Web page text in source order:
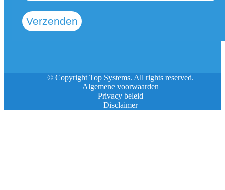
Verzenden
© Copyright Top Systems. All rights reserved.
Algemene voorwaarden
Privacy beleid
Disclaimer